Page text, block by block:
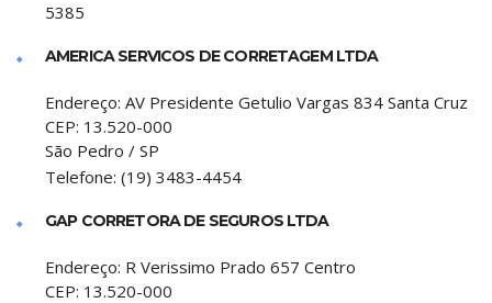
5385
AMERICA SERVICOS DE CORRETAGEM LTDA
Endereço: AV Presidente Getulio Vargas 834 Santa Cruz
CEP: 13.520-000
São Pedro / SP
Telefone: (19) 3483-4454
GAP CORRETORA DE SEGUROS LTDA
Endereço: R Verissimo Prado 657 Centro
CEP: 13.520-000